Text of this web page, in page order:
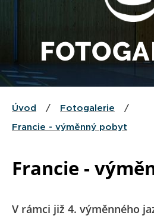
Úvod / Fotogalerie /
Francie - výměnný pobyt
Francie -
V rámci již 4. výměnného